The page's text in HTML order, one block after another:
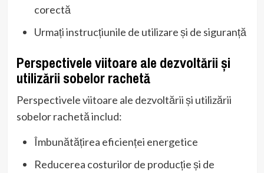
corectă
Urmați instrucțiunile de utilizare și de siguranță
Perspectivele viitoare ale dezvoltării și
utilizării sobelor rachetă
Perspectivele viitoare ale dezvoltării și utilizării
sobelor rachetă includ:
Îmbunătățirea eficienței energetice
Reducerea costurilor de producție și de